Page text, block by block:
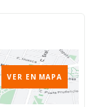
VER EN MAPA